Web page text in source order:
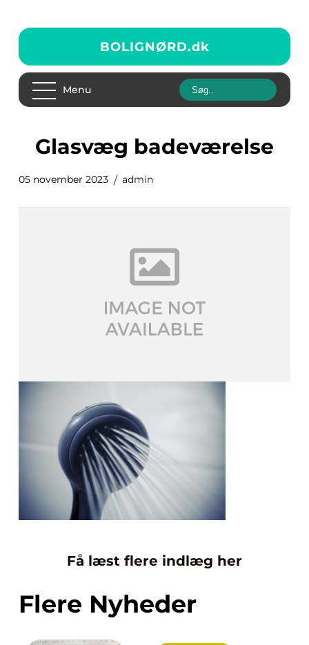
BOLIGNØRD.dk
Menu
glasvæg badeværelse
05 november 2023 admin
Få læst flere indlæg her
Flere Nyheder